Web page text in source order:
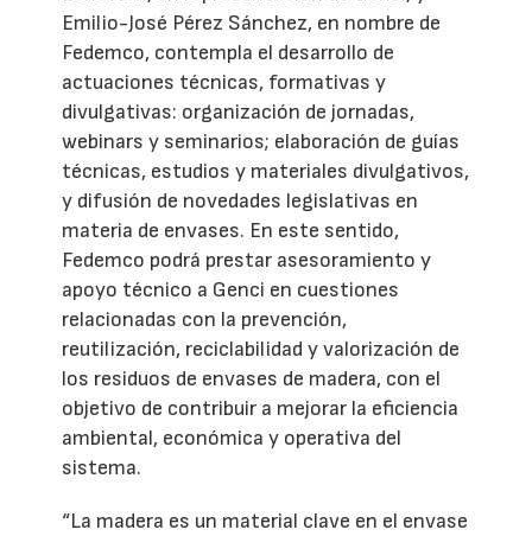
Emilio-José Pérez Sánchez, en nombre de
Fedemco, contempla el desarrollo de
actuaciones técnicas, formativas y
divulgativas: organización de jornadas,
webinars y seminarios; elaboración de guías
técnicas, estudios y materiales divulgativos,
y difusión de novedades legislativas en
materia de envases. En este sentido,
Fedemco podrá prestar asesoramiento y
apoyo técnico a Genci en cuestiones
relacionadas con la prevención,
reutilización, reciclabilidad y valorización de
los residuos de envases de madera, con el
objetivo de contribuir a mejorar la eficiencia
ambiental, económica y operativa del
sistema.
“La madera es un material clave en el envase